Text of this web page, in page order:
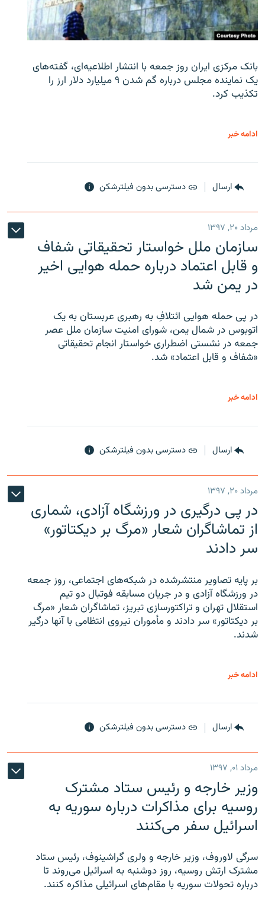
بانک مرکزی ایران روز جمعه با انتشار اطلاعیه‌ای، گفته‌های
یک نماینده مجلس درباره گم شدن ۹ میلیارد دلار ارز را
تکذیب کرد.
ادامه خبر
ارسال دسترسی بدون فیلترشکن
مرداد ۲۰, ۱۳۹۷
سازمان ملل خواستار تحقیقاتی شفاف
و قابل اعتماد درباره حمله هوایی اخیر
در یمن شد
در پی حمله هوایی ائتلافِ به رهبری عربستان به یک
اتوبوس در شمال یمن، شورای امنیت سازمان ملل عصر
جمعه در نشستی اضطراری خواستار انجام تحقیقاتی
«شفاف و قابل اعتماد» شد.
ادامه خبر
ارسال دسترسی بدون فیلترشکن
مرداد ۲۰, ۱۳۹۷
در پی درگیری در ورزشگاه آزادی، شماری
از تماشاگران شعار «مرگ بر دیکتاتور»
سر دادند
بر پایه تصاویر منتشرشده در شبکه‌های اجتماعی، روز جمعه
در ورزشگاه آزادی و در جریان مسابقه فوتبال دو تیم
استقلال تهران و تراکتورسازی تبریز، تماشاگران شعار «مرگ
بر دیکتاتور» سر دادند و مأموران نیروی انتظامی با آنها درگیر
شدند.
ادامه خبر
ارسال دسترسی بدون فیلترشکن
مرداد ۰۱, ۱۳۹۷
وزیر خارجه و رئیس‌ ستاد مشترک
روسیه برای مذاکرات درباره سوریه به
اسرائیل سفر می‌کنند
سرگی لاوروف، وزیر خارجه و ولری گراشینوف، رئیس ستاد
مشترک ارتش روسیه، روز دوشنبه به اسرائیل می‌روند تا
درباره تحولات سوریه با مقام‌های اسرائیلی مذاکره کنند.